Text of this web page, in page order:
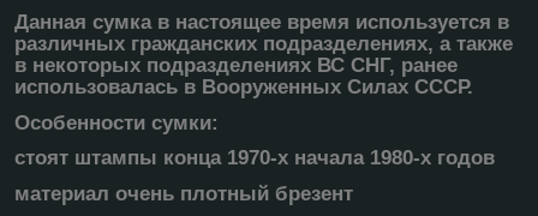
Данная сумка в настоящее время используется в
различных гражданских подразделениях, а также
в некоторых подразделениях ВС СНГ, ранее
использовалась в Вооруженных Силах СССР.
Особенности сумки:
стоят штампы конца 1970-х начала 1980-х годов
материал очень плотный брезент